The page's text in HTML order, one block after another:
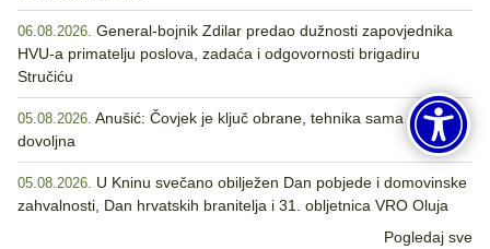
06.08.2026. General-bojnik Zdilar predao dužnosti zapovjednika
HVU-a primatelju poslova, zadaća i odgovornosti brigadiru
Stručiću
05.08.2026. Anušić: Čovjek je ključ obrane, tehnika sama nije
dovoljna
05.08.2026. U Kninu svečano obilježen Dan pobjede i domovinske
zahvalnosti, Dan hrvatskih branitelja i 31. obljetnica VRO Oluja
Pogledaj sve